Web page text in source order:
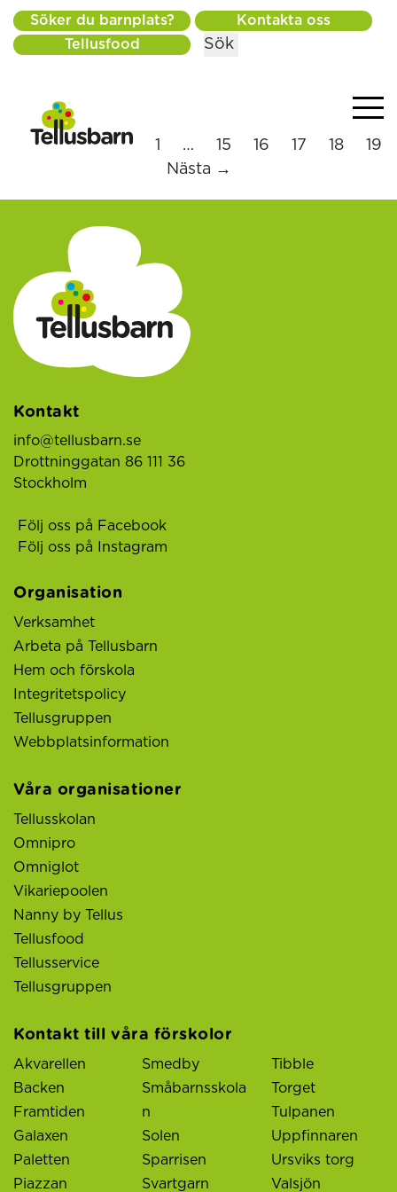
Söker du barnplats?
Kontakta oss
Tellusfood
Sök
← Föregående 1 … 15 16 17 18
19
Nästa →
Kontakt
info@tellusbarn.se
Drottninggatan 86 111 36
Stockholm
Följ oss på Facebook
Följ oss på Instagram
Organisation
Verksamhet
Arbeta på Tellusbarn
Hem och förskola
Integritetspolicy
Tellusgruppen
Webbplatsinformation
Våra organisationer
Tellusskolan
Omnipro
Omniglot
Vikariepoolen
Nanny by Tellus
Tellusfood
Tellusservice
Tellusgruppen
Kontakt till våra förskolor
Akvarellen
Backen
Framtiden
Galaxen
Paletten
Piazzan
Smedby
Småbarnsskola
n
Solen
Sparrisen
Svartgarn
Tibble
Torget
Tulpanen
Uppfinnaren
Ursviks torg
Valsjön